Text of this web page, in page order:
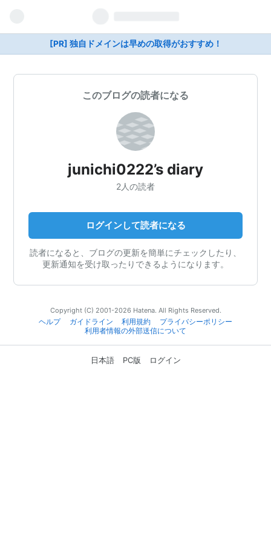
[PR] 独自ドメインは早めの取得がおすすめ！
このブログの読者になる
junichi0222’s diary
2人の読者
ログインして読者になる
読者になると、ブログの更新を簡単にチェックしたり、
更新通知を受け取ったりできるようになります。
Copyright (C) 2001-2026 Hatena. All Rights Reserved.
ヘルプ
ガイドライン 利用規約
プライバシーポリシー
利用者情報の外部送信について
日本語 PC版 ログイン